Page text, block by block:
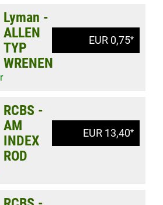
EUR 0,75*
Lyman -
ALLEN
TYP
WRENEN
EUR 13,40*
RCBS -
AM
INDEX
ROD